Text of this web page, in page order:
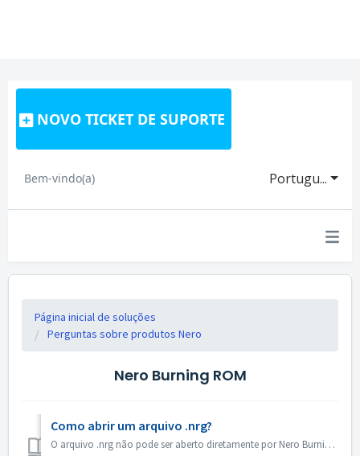
NOVO TICKET DE SUPORTE
Portugu...
Bem-vindo(a)
Página inicial de soluções
Perguntas sobre produtos Nero
Nero Burning ROM
Como abrir um arquivo .nrg?
O arquivo .nrg não pode ser aberto diretamente por Nero Burning ROM. Você pode queimar seu arquivo .nrg em disco por Nero Burning ROM. Ou usar o software d...